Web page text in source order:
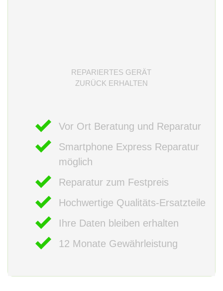
REPARIERTES GERÄT
ZURÜCK ERHALTEN
Vor Ort Beratung und Reparatur
Smartphone Express Reparatur
möglich
Reparatur zum Festpreis
Hochwertige Qualitäts-Ersatzteile
Ihre Daten bleiben erhalten
12 Monate Gewährleistung